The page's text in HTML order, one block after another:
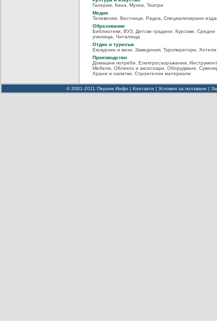
Галерии
Кина Музеи
Театри
Медии
Телевизии
Вестници Радиа
Специализирани
Образование
Библиотеки
ВУЗ Детски градини Курсове
Средни
училища
Читалища
Отдих и туризъм
Екскурзии и визи
Заведения Туроператори
Хотели
Производство
Домашни потреби
Електросъоръжения
Мебели
Облекло и аксесоари Оборудване
Храни и напитки
Строителни материали
© 2001-2011 Перник Инфо | Контакти | Условия за ползване |